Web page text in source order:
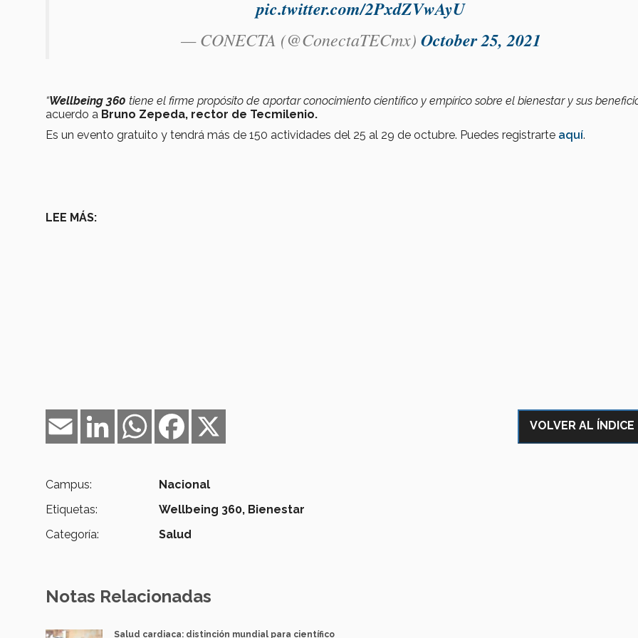
pic.twitter.com/2PxdZVwAyU
— CONECTA (@ConectaTECmx) October 25, 2021
“Wellbeing 360 tiene el firme propósito de aportar conocimiento científico y empírico sobre el bienestar y sus
acuerdo a Bruno Zepeda, rector de Tecmilenio.
Es un evento gratuito y tendrá más de 150 actividades del 25 al 29 de octubre. Puedes registrarte aquí.
LEE MÁS:
Facebook
WhatsApp
LinkedIn
Email
VOLVER AL ÍNDICE
Campus:
Nacional
Etiquetas:
Wellbeing 360, Bienestar
Categoría:
Salud
Notas Relacionadas
Salud cardiaca: distinción mundial para científico